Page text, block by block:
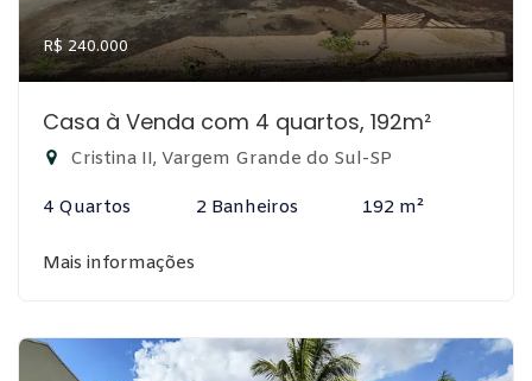
R$ 240.000
Casa à Venda com 4 quartos, 192m²
Cristina II, Vargem Grande do Sul-SP
4 Quartos 2 Banheiros 192 m²
Mais informações